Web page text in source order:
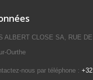
ALBERT CLOSE SA, RUE
Ourthe
nous par téléphone :